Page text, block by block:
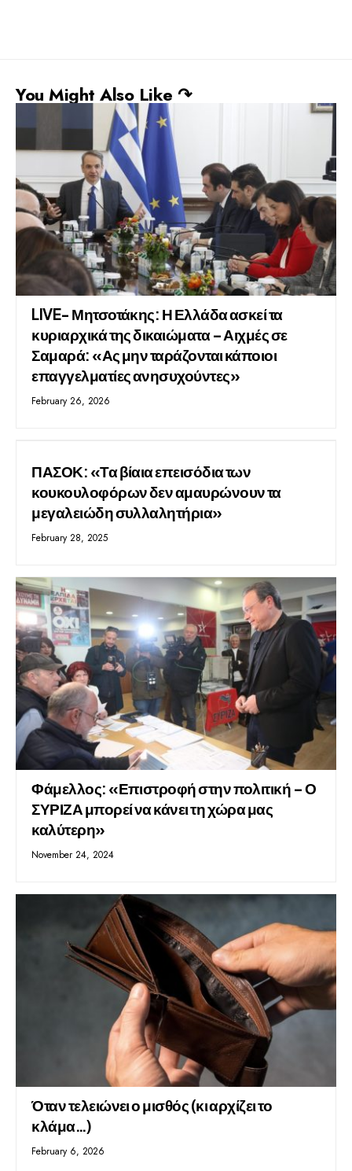
You Might Also Like ↷
LIVE- Μητσοτάκης: Η Ελλάδα ασκεί τα
κυριαρχικά της δικαιώματα – Αιχμές σε
Σαμαρά: «Ας μην ταράζονται κάποιοι
επαγγελματίες ανησυχούντες»
February 26, 2026
ΠΑΣΟΚ: «Τα βίαια επεισόδια των
κουκουλοφόρων δεν αμαυρώνουν τα
μεγαλειώδη συλλαλητήρια»
February 28, 2025
Φάμελλος: «Επιστροφή στην πολιτική – Ο
ΣΥΡΙΖΑ μπορεί να κάνει τη χώρα μας
καλύτερη»
November 24, 2024
Όταν τελειώνει ο μισθός (κι αρχίζει το
κλάμα…)
February 6, 2026